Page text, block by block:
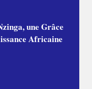
une Grâce
Africaine